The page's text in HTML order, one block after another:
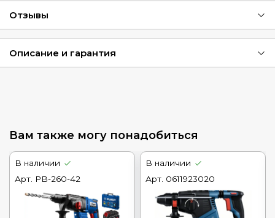
Отзывы
Описание и гарантия
Вам также могу понадобиться
В наличии
Арт. PB-260-42
В наличии
Арт. 0611923020